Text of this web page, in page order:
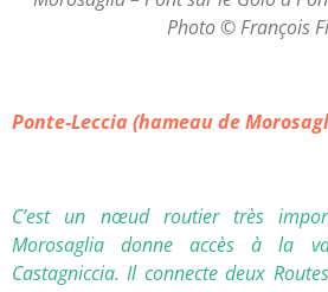
Photo © François
Ponte-Leccia (hameau de
C’est un nœud routier très
Morosaglia donne accès à la
Castagniccia. Il connecte deux